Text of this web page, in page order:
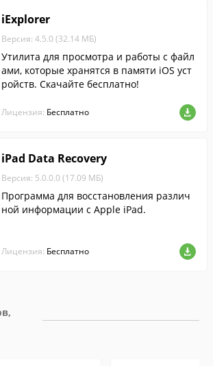
iExplorer
Версия: 4.5.0 (32.14 МБ)
Утилита для просмотра и работы с файл
ами, которые хранятся в памяти iOS уст
ройств. Скачайте бесплатно!
Лицензия: Бесплатно
iPad Data Recovery
Версия: 5.0.0.0 (17.09 МБ)
Программа для восстановления различ
ной информации с Apple iPad.
Лицензия: Бесплатно